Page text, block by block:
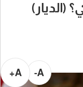
(الديار)
A-
A+